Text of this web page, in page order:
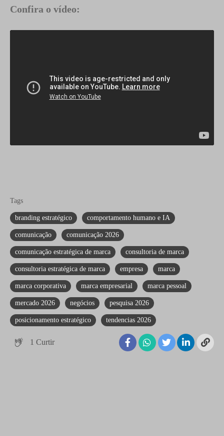
Confira o vídeo:
Tags
branding estratégico comportamento humano e IA
comunicação comunicação 2026
comunicação estratégica de marca consultoria de marca
consultoria estratégica de marca empresa marca
marca corporativa marca empresarial marca pessoal
mercado 2026 negócios pesquisa 2026
posicionamento estratégico tendencias 2026
1 Curtir